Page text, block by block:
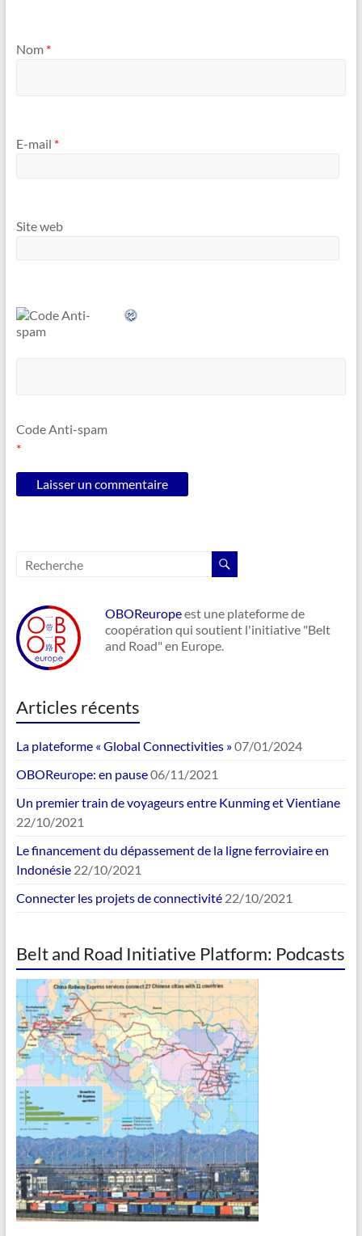
Nom *
E-mail *
Site web
Code Anti-spam
*
OBOReuropeest une plateforme de
coopération qui soutient l'initiative "Belt
and Road" en Europe.
Articles récents
La plateforme « Global Connectivities »07/01/2024
OBOReurope: en pause06/11/2021
Un premier train de voyageurs entre Kunming et Vientiane
22/10/2021
Le financement du dépassement de la ligne ferroviaire en
Indonésie 22/10/2021
Connecter les projets de connectivité 22/10/2021
Belt and Road Initiative Platform: Podcasts